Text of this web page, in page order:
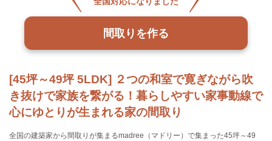
[45坪～49坪 5LDK] ２つの和室で寛ぎながら吹
き抜けで家族を繋がる！暮らしやすい家事動線で
心にゆとりが生まれる家の間取り
全国の建築家から間取りが集まるmadree（マドリー）で集まった45坪～49
間取りを作る